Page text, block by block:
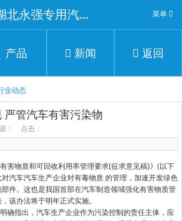
湖北永强专用汽车有限公司 菜单
产品 新闻 返回
业动态
严管汽车有害污染物
： 点击：
害物质和可回收利用率管理要求(征求意见稿)》(以下
对汽车汽车生产企业对有毒物质 的管理，加速开发绿色
件。这也是我国首部在汽车制造领域强化有害物质管
该办法将于明年正式实施。
确指出，汽车生产企业作为污染控制的责任主体，应